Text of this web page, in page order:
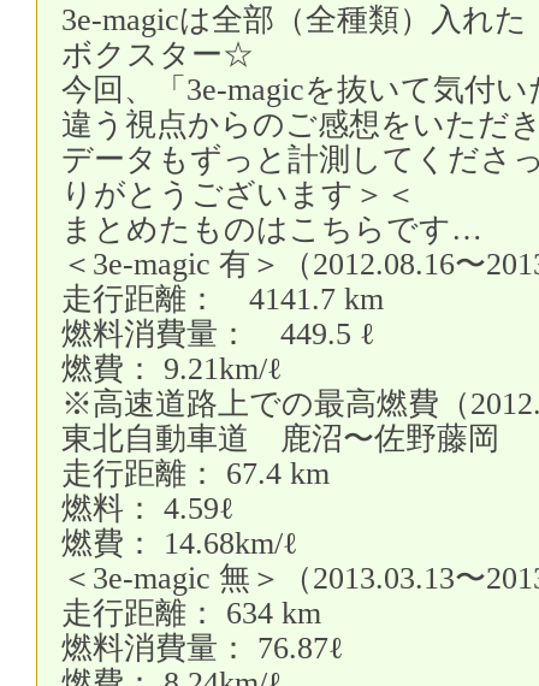
3e-magicは全部（全種類）入れ
ボクスター☆
今回、「3e-magicを抜いて気付
違う視点からのご感想をいただ
データもずっと計測してくださ
りがとうございます＞＜
まとめたものはこちらです…
＜3e-magic 有＞（2012.08.16〜
走行距離： 4141.7 km
燃料消費量： 449.5 ℓ
燃費： 9.21km/ℓ
※高速道路上での最高燃費（
東北自動車道 鹿沼〜佐野藤岡
走行距離： 67.4 km
燃料： 4.59ℓ
燃費： 14.68km/ℓ
＜3e-magic 無＞（2013.03.13〜
走行距離： 634 km
燃料消費量： 76.87ℓ